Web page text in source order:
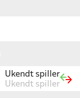
Ukendt spiller
Ukendt spiller